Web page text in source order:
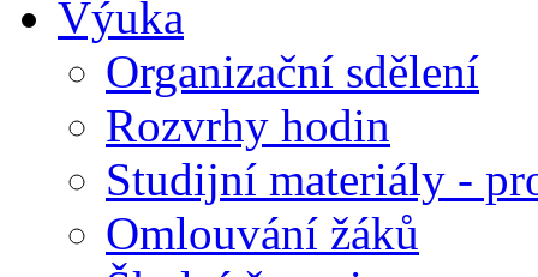
Výuka
Organizační sdělení
Rozvrhy hodin
Studijní materiály -
Omlouvání žáků